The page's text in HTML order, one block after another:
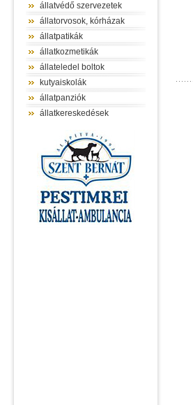
állatvédő szervezetek
állatorvosok, kórházak
állatpatikák
állatkozmetikák
állateledel boltok
kutyaiskolák
állatpanziók
állatkereskedések